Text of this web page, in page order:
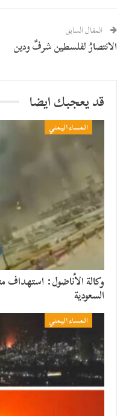
المقال السابق
الانتصارُ لفلسطين شرفٌ ودين
قد يعجبك ايضا
المساء اليمني
وكالة الأناضول: استهداف
السعودية
المساء اليمني